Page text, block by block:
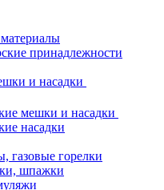
принадлежности
и насадки
мешки и насадки
насадки
газовые горелки
шпажки